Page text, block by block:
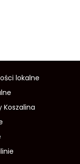
lokalne
Koszalina